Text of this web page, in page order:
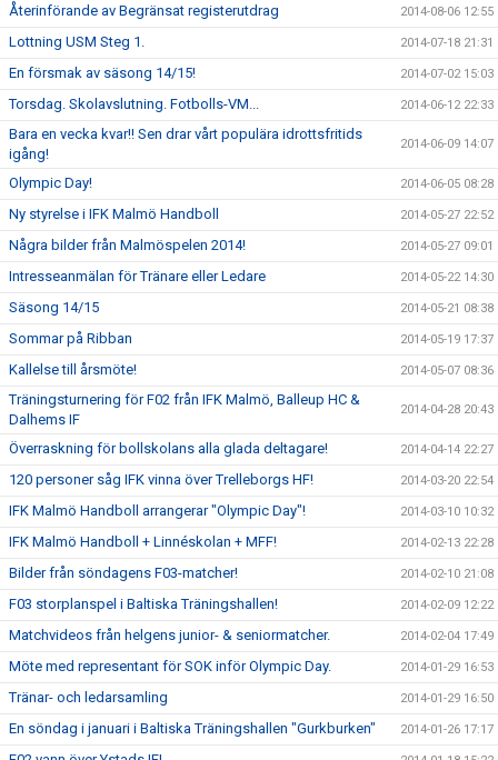
Återinförande av Begränsat registerutdrag 2014-08-06 12:55
Lottning USM Steg 1. 2014-07-18 21:31
En försmak av säsong 14/15! 2014-07-02 15:03
Torsdag. Skolavslutning. Fotbolls-VM... 2014-06-12 22:33
Bara en vecka kvar!! Sen drar vårt populära idrottsfritids
igång!
2014-06-09 14:07
Olympic Day! 2014-06-05 08:28
Ny styrelse i IFK Malmö Handboll 2014-05-27 22:52
Några bilder från Malmöspelen 2014! 2014-05-27 09:01
Intresseanmälan för Tränare eller Ledare 2014-05-22 14:30
Säsong 14/15 2014-05-21 08:38
Sommar på Ribban 2014-05-19 17:37
Kallelse till årsmöte! 2014-05-07 08:36
Träningsturnering för F02 från IFK Malmö, Balleup HC &
Dalhems IF
2014-04-28 20:43
Överraskning för bollskolans alla glada deltagare! 2014-04-14 22:27
120 personer såg IFK vinna över Trelleborgs HF! 2014-03-20 22:54
IFK Malmö Handboll arrangerar "Olympic Day"! 2014-03-10 10:32
IFK Malmö Handboll + Linnéskolan + MFF! 2014-02-13 22:28
Bilder från söndagens F03-matcher! 2014-02-10 21:08
F03 storplanspel i Baltiska Träningshallen! 2014-02-09 12:22
Matchvideos från helgens junior- & seniormatcher. 2014-02-04 17:49
Möte med representant för SOK inför Olympic Day. 2014-01-29 16:53
Tränar- och ledarsamling 2014-01-29 16:50
En söndag i januari i Baltiska Träningshallen "Gurkburken" 2014-01-26 17:17